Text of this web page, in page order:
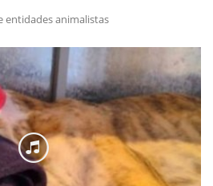
entidades animalistas